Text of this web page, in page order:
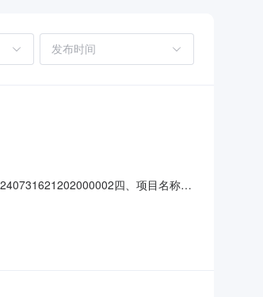
四、项目名称：
格型号（或服务要